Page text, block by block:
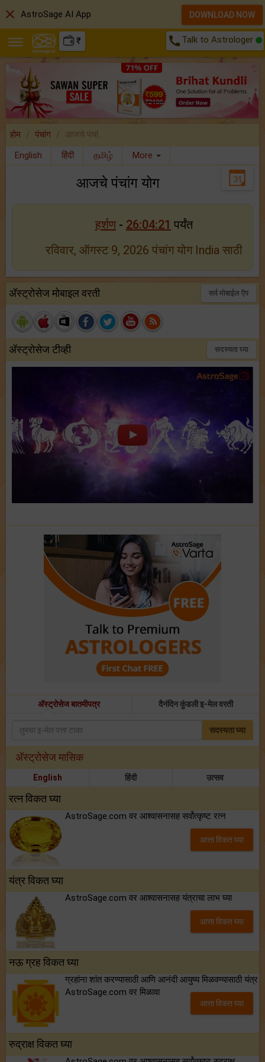
₹ call Talk to Astrologer
होम पंचांग
आजचे पंचां..
English
हिंदी தமிழ் More
आजचे पंचांग योग
हर्शण- 26:04:21 पर्यंत
रविवार, ऑगस्ट 9, 2026 पंचांग योग India साठी
अ‍ॅस्ट्रोसेज मोबाइल वरती सर्व मोबाईल ऍप
अ‍ॅस्ट्रोसेज टीव्ही सदस्यता घ्या
अ‍ॅस्ट्रोसेज बातमीपत्र दैनंदिन कुंडली इ-मेल वरती
सदस्यता घ्या
अ‍ॅस्ट्रोसेज मासिक
English हिंदी उत्सव
रत्न विकत घ्या
AstroSage.com वर आश्वासनासह सर्वोत्कृष्ट रत्न
आत्ता विकत घ्या
यंत्र विकत घ्या
AstroSage.com वर आश्वासनासह यंत्राचा लाभ घ्या
आत्ता विकत घ्या
नऊ ग्रह विकत घ्या
ग्रहांना शांत करण्यासाठी आणि आनंदी आयुष्य मिळवण्यासाठी यंत्र
AstroSage.com वर मिळावा
आत्ता विकत घ्या
रुद्राक्ष विकत घ्या
close AstroSage AI App DOWNLOAD NOW